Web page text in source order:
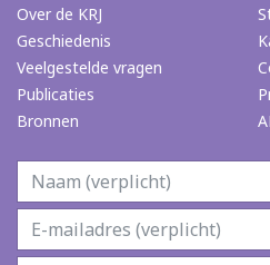
Over de KRJ
Geschiedenis
Veelgestelde vragen
Publicaties
Bronnen